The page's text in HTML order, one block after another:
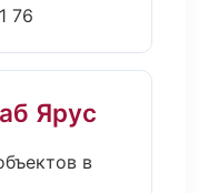
76
Ярус
в